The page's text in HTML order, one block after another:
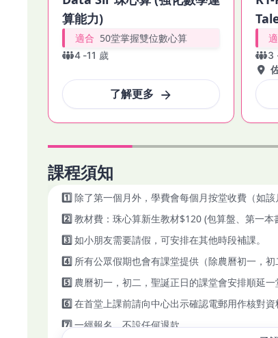
算能力)
適合 50堂掌握雙位數心算
4-11 歲
了解更多
3
課程須知
1️⃣除了第一個月外，學費會每個月按堂收費（如
2️⃣教材費：珠心算新生教材$120 (包算盤、第一本
3️⃣如小朋友需要請假，可安排在其他時段補課。
4️⃣所有公眾假期也會有課堂提供（除農曆初一，初
5️⃣農曆初一，初二，聖誕正日的課堂會安排順延一
6️⃣在首堂上課前請向中心出示確認電郵用作核對資
7️⃣一經報名，不設任何退款